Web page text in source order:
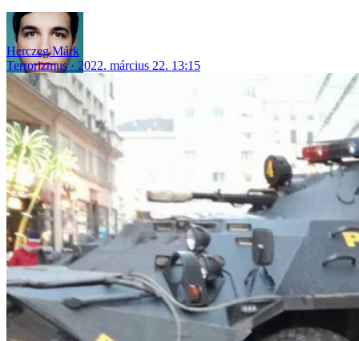
Herczeg Márk
Terrorizmus
2022. március 22. 13:15